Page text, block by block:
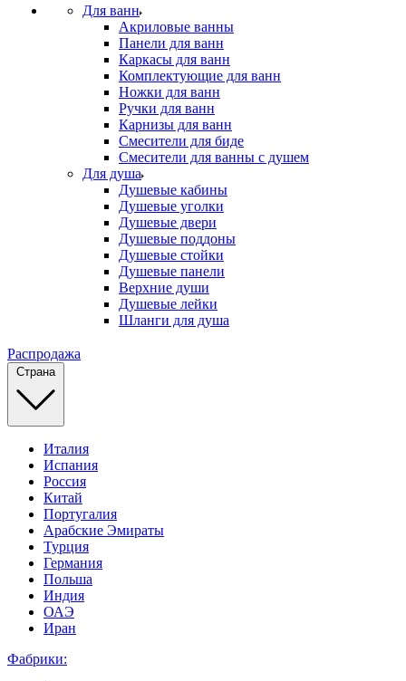
Для ванн
Акриловые ванны
Панели для ванн
Каркасы для ванн
Комплектующие для ванн
Ножки для ванн
Ручки для ванн
Карнизы для ванн
Смесители для биде
Смесители для ванны с душем
Для душа
Душевые кабины
Душевые уголки
Душевые двери
Душевые поддоны
Душевые стойки
Душевые панели
Верхние души
Душевые лейки
Шланги для душа
Распродажа
Страна
Италия
Испания
Россия
Китай
Португалия
Арабские Эмираты
Турция
Германия
Польша
Индия
ОАЭ
Иран
Фабрики: